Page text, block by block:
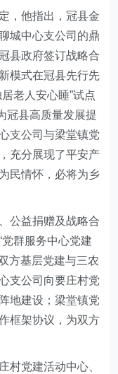
，他指出，冠县金
城中心支公司 的鼎
县政府签订战略合
模式在冠县先行先
老人安心睡”试点
冠县高质量发展提
支公司与梁堂镇党
充分展现了平安产
民情怀，必将为乡
公益捐赠及战略合
群服务中心党建
方基层党建与三农
支公司 向要庄村党
地建设；梁堂镇党
框架协议，为双方
村党建活动中心、